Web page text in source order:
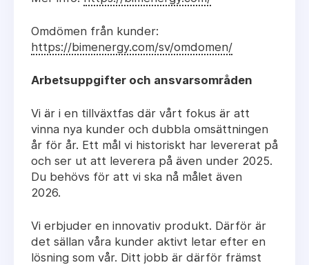
Omdömen från kunder:
https://bimenergy.com/sv/omdomen/
Arbetsuppgifter och ansvarsområden
Vi är i en tillväxtfas där vårt fokus är att
vinna nya kunder och dubbla omsättningen
år för år. Ett mål vi historiskt har levererat på
och ser ut att leverera på även under 2025.
Du behövs för att vi ska nå målet även
2026.
Vi erbjuder en innovativ produkt. Därför är
det sällan våra kunder aktivt letar efter en
lösning som vår. Ditt jobb är därför främst